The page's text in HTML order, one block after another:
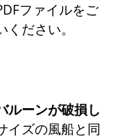
ファイルをご
ださい。
ルーンが破損し
イズの風船と同